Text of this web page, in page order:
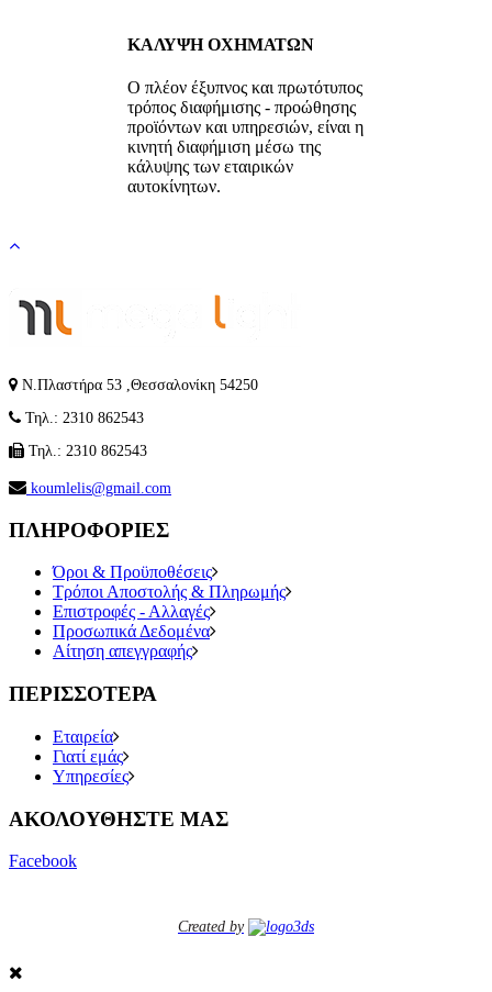
ΚΑΛΥΨΗ ΟΧΗΜΑΤΩΝ
Ο πλέον έξυπνος και πρωτότυπος
τρόπος διαφήμισης - προώθησης
προϊόντων και υπηρεσιών, είναι η
κινητή διαφήμιση μέσω της
κάλυψης των εταιρικών
αυτοκίνητων.
Ν.Πλαστήρα 53 ,Θεσσαλονίκη 54250
Τηλ.: 2310 862543
Τηλ.: 2310 862543
koumlelis@gmail.com
ΠΛΗΡΟΦΟΡΙΕΣ
Όροι & Προϋποθέσεις
Τρόποι Αποστολής & Πληρωμής
Επιστροφές - Αλλαγές
Προσωπικά Δεδομένα
Αίτηση απεγγραφής
ΠΕΡΙΣΣΟΤΕΡΑ
Εταιρεία
Γιατί εμάς
Υπηρεσίες
ΑΚΟΛΟΥΘΗΣΤΕ ΜΑΣ
Facebook
Created by